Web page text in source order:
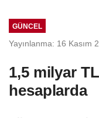
GÜNCEL
Yayınlanma: 16 Kasım
1,5 milyar
hesaplarda